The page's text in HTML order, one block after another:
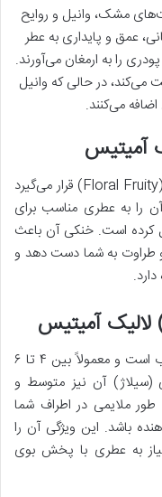
مشک، وانیل و روایح
عمق و پایداری به عطر
را به ارمغان می‌آورند.
در حالی که وانیل
می‌کنند.
آمیتیس
لالیک آمیتیس در گروه بویایی گلی-میوه‌ای (Floral Fruity) قرار می‌گیرد
را به عطری مناسب برای
کرده است. خنکی آن باعث
به شما دست دهد و
لالیک آمیتیس
ماندگاری لالیک آمیتیس متوسط رو به خوب است و معمولاً بین ۴ تا ۶
(سیلاژ) آن نیز متوسط و
ملایمی در اطراف شما
باشد. این ویژگی آن را
به عطری با پخش بوی